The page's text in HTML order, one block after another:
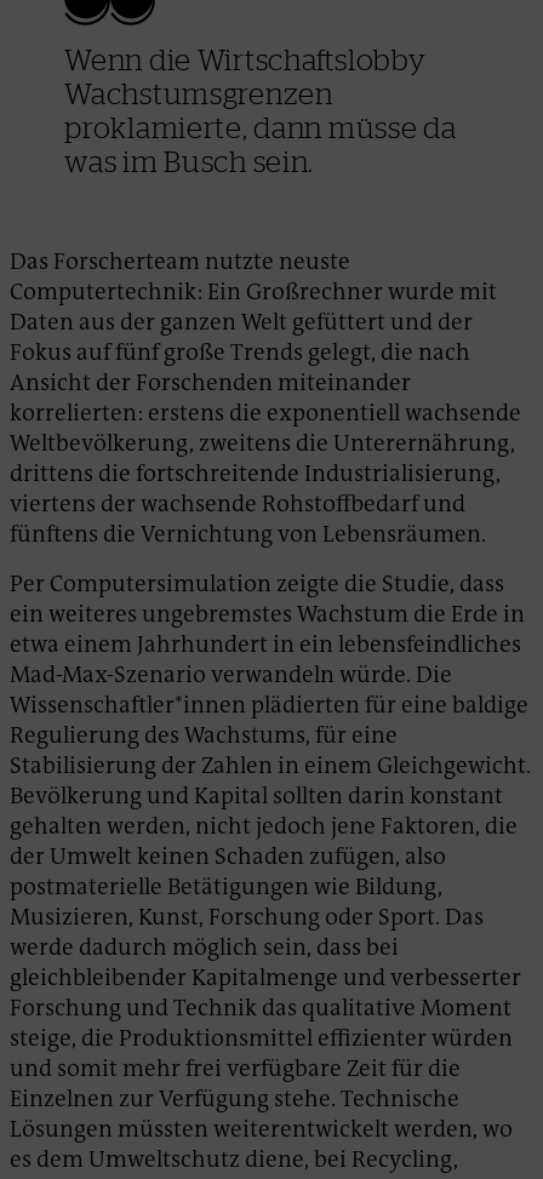
Wenn die Wirtschaftslobby
Wachstumsgrenzen
proklamierte, dann müsse da
was im Busch sein.
Das Forscherteam nutzte neuste
Computertechnik: Ein Großrechner wurde mit
Daten aus der ganzen Welt gefüttert und der
Fokus auf fünf große Trends gelegt, die nach
Ansicht der Forschenden miteinander
korrelierten: erstens die exponentiell wachsende
Weltbevölkerung, zweitens die Unterernährung,
drittens die fortschreitende Industrialisierung,
viertens der wachsende Rohstoffbedarf und
fünftens die Vernichtung von Lebensräumen.
Per Computersimulation zeigte die Studie, dass
ein weiteres ungebremstes Wachstum die Erde in
etwa einem Jahrhundert in ein lebensfeindliches
Mad-Max-Szenario verwandeln würde. Die
Wissenschaftler*innen plädierten für eine baldige
Regulierung des Wachstums, für eine
Stabilisierung der Zahlen in einem Gleichgewicht.
Bevölkerung und Kapital sollten darin konstant
gehalten werden, nicht jedoch jene Faktoren, die
der Umwelt keinen Schaden zufügen, also
postmaterielle Betätigungen wie Bildung,
Musizieren, Kunst, Forschung oder Sport. Das
werde dadurch möglich sein, dass bei
gleichbleibender Kapitalmenge und verbesserter
Forschung und Technik das qualitative Moment
steige, die Produktionsmittel effizienter würden
und somit mehr frei verfügbare Zeit für die
Einzelnen zur Verfügung stehe. Technische
Lösungen müssten weiterentwickelt werden, wo
es dem Umweltschutz diene, bei Recycling,